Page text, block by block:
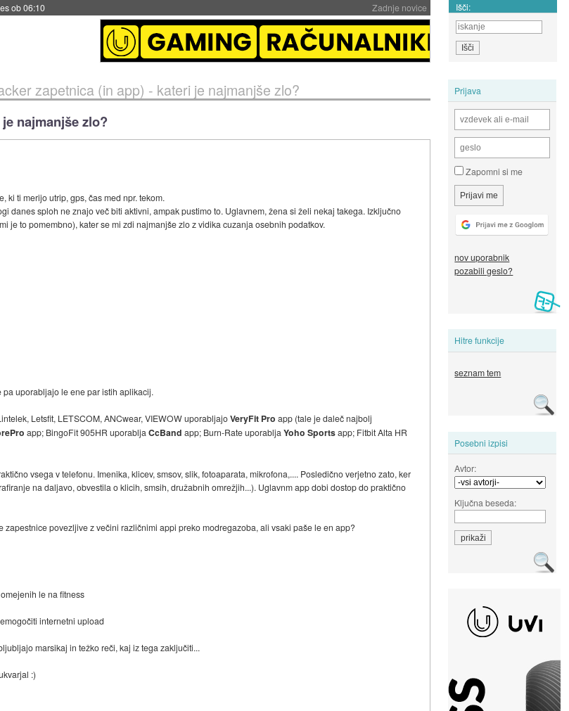
Zadnje novice Išči:
Prijava
Zapomni si me
nov uporabnik
pozabili geslo?
Hitre funkcije
seznam tem
Posebni izpisi
Avtor:
Ključna beseda:
zapetnica (in app) - kateri je najmanjše zlo?
najmanjše zlo?
ki ti merijo utrip, gps, čas med npr. tekom.
danes sploh ne znajo več biti aktivni, ampak pustimo to. Uglavnem, žena si želi nekaj takega. Izključno
je to pomembno), kater se mi zdi najmanjše zlo z vidika cuzanja osebnih podatkov.
uporabljajo le ene par istih aplikacij.
Letsfit, LETSCOM, ANCwear, VIEWOW uporabljajoVeryFit Pro app (tale je daleč najbolj
app; BingoFit 905HR uporabljaCcBand app; Burn-Rate uporabljaYoho Sportsapp; Fitbit Alta HR
vsega v telefonu. Imenika, klicev, smsov, slik, fotoaparata, mikrofona,.... Posledično verjetno zato, ker
na daljavo, obvestila o klicih, smsih, družabnih omrežjih...). Uglavnm app dobi dostop do praktično
povezljive z večini različnimi appi preko modregazoba, ali vsaki paše le en app?
le na fitness
internetni upload
marsikaj in težko reči, kaj iz tega zaključiti...
:)